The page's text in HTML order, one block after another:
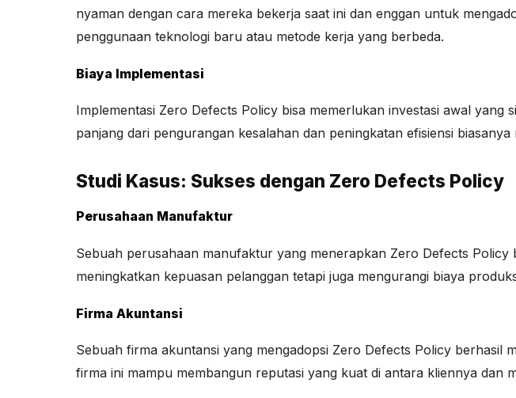
nyaman dengan cara mereka bekerja saat ini dan enggan untuk
penggunaan teknologi baru atau metode kerja yang berbeda.
Biaya Implementasi
Implementasi Zero Defects Policy bisa memerlukan investasi awal
panjang dari pengurangan kesalahan dan peningkatan efisiensi biasanya
Studi Kasus: Sukses dengan Zero Defects Policy
Perusahaan Manufaktur
Sebuah perusahaan manufaktur yang menerapkan Zero Defects
meningkatkan kepuasan pelanggan tetapi juga mengurangi biaya
Firma Akuntansi
Sebuah firma akuntansi yang mengadopsi Zero Defects Policy berhasil
firma ini mampu membangun reputasi yang kuat di antara kliennya dan